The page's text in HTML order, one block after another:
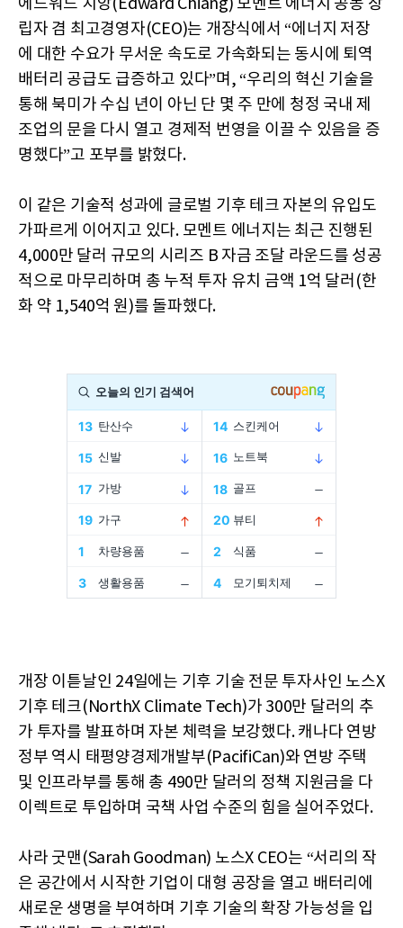
에드워드 치앙(Edward Chiang) 모멘트 에너지 공동 창
립자 겸 최고경영자(CEO)는 개장식에서 “에너지 저장
에 대한 수요가 무서운 속도로 가속화되는 동시에 퇴역
배터리 공급도 급증하고 있다”며, “우리의 혁신 기술을
통해 북미가 수십 년이 아닌 단 몇 주 만에 청정 국내 제
조업의 문을 다시 열고 경제적 번영을 이끌 수 있음을 증
명했다”고 포부를 밝혔다.
이 같은 기술적 성과에 글로벌 기후 테크 자본의 유입도
가파르게 이어지고 있다. 모멘트 에너지는 최근 진행된
4,000만 달러 규모의 시리즈 B 자금 조달 라운드를 성공
적으로 마무리하며 총 누적 투자 유치 금액 1억 달러(한
화 약 1,540억 원)를 돌파했다.
개장 이튿날인 24일에는 기후 기술 전문 투자사인 노스X
기후 테크(NorthX Climate Tech)가 300만 달러의 추
가 투자를 발표하며 자본 체력을 보강했다. 캐나다 연방
정부 역시 태평양경제개발부(PacifiCan)와 연방 주택
및 인프라부를 통해 총 490만 달러의 정책 지원금을 다
이렉트로 투입하며 국책 사업 수준의 힘을 실어주었다.
사라 굿맨(Sarah Goodman) 노스X CEO는 “서리의 작
은 공간에서 시작한 기업이 대형 공장을 열고 배터리에
새로운 생명을 부여하며 기후 기술의 확장 가능성을 입